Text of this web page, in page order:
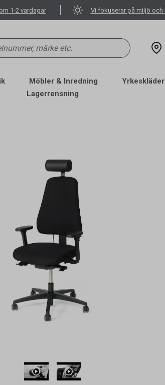
1-2 vardagar Vi fokuserar på miljö och
Möbler & Inredning
Lagerrensning